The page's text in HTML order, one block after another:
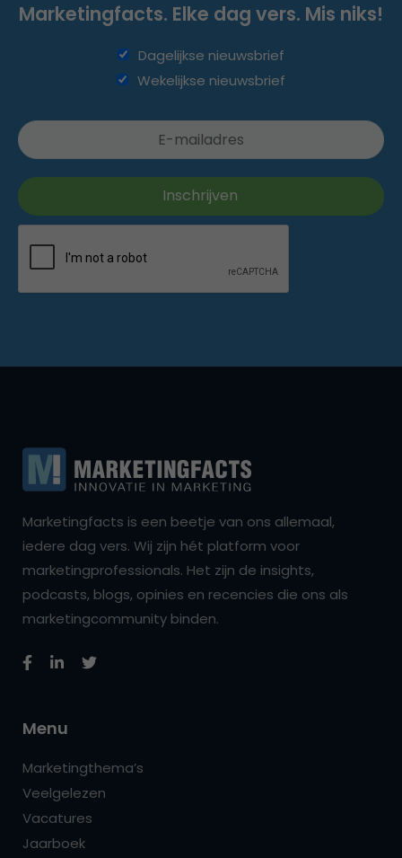
Marketingfacts. Elke dag vers. Mis niks!
Dagelijkse nieuwsbrief
Wekelijkse nieuwsbrief
Marketingfacts is een beetje van ons allemaal,
iedere dag vers. Wij zijn hét platform voor
marketingprofessionals. Het zijn de insights,
podcasts, blogs, opinies en recencies die ons als
marketingcommunity binden.
Menu
Marketingthema’s
Veelgelezen
Vacatures
Jaarboek